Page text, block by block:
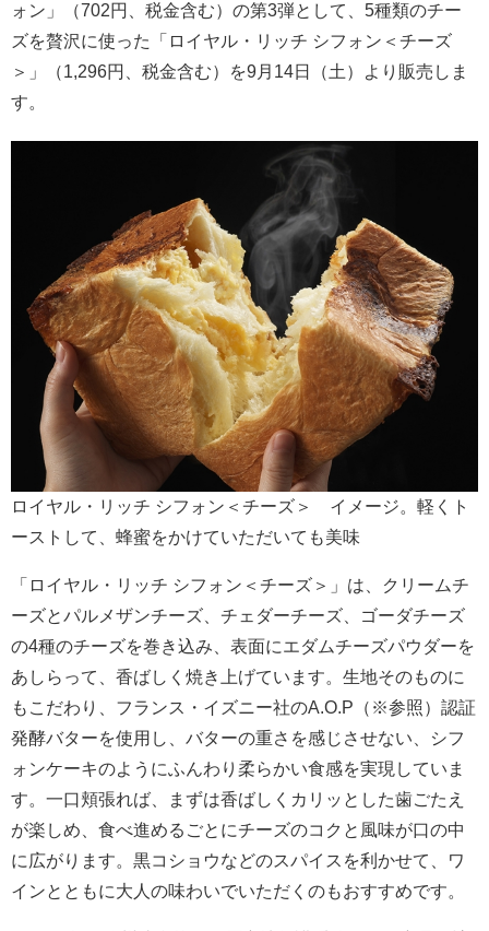
ォン」（702円、税金含む）の第3弾として、5種類のチー
ズを贅沢に使った「ロイヤル・リッチ シフォン＜チーズ
＞」（1,296円、税金含む）を9月14日（土）より販売しま
す。
ロイヤル・リッチ シフォン＜チーズ＞ イメージ。軽くト
ーストして、蜂蜜をかけていただいても美味
「ロイヤル・リッチ シフォン＜チーズ＞」は、クリームチ
ーズとパルメザンチーズ、チェダーチーズ、ゴーダチーズ
の4種のチーズを巻き込み、表面にエダムチーズパウダーを
あしらって、香ばしく焼き上げています。生地そのものに
もこだわり、フランス・イズニー社のA.O.P（※参照）認証
発酵バターを使用し、バターの重さを感じさせない、シフ
ォンケーキのようにふんわり柔らかい食感を実現していま
す。一口頬張れば、まずは香ばしくカリッとした歯ごたえ
が楽しめ、食べ進めるごとにチーズのコクと風味が口の中
に広がります。黒コショウなどのスパイスを利かせて、ワ
インとともに大人の味わいでいただくのもおすすめです。